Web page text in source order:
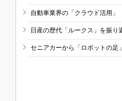
自動車業界の「クラウド活用」
日産の歴代「ルークス」を振り
セニアカーから「ロボットの足